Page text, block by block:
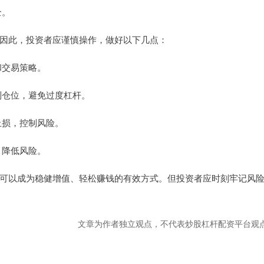
此，投资者应谨慎操作，做好以下几点：
易策略。
位，避免过度杠杆。
，控制风险。
低风险。
以成为稳健增值、轻松赚钱的有效方式。但投资者应时刻牢记风
文章为作者独立观点，不代表炒股杠杆配资平台观